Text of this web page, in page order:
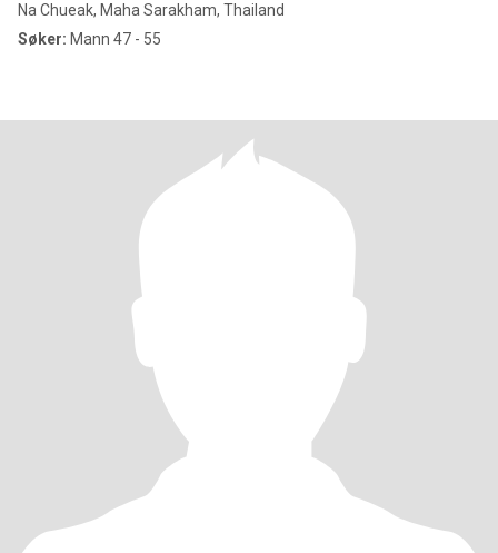
Na Chueak, Maha Sarakham, Thailand
Søker: Mann 47 - 55